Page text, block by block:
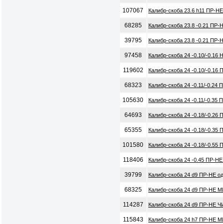
107067 Калибр-скоба 23.6 h11 ПР-
68285 Калибр-скоба 23.8 -0.21
39795 Калибр-скоба 23.8 -0.21 ПР-
97458 Калибр-скоба 24 -0.10/-0.16
119602 Калибр-скоба 24 -0.10/-
68323 Калибр-скоба 24 -0.11/-
105630 Калибр-скоба 24 -0.11/-0.35
64693 Калибр-скоба 24 -0.18/-
65355 Калибр-скоба 24 -0.18/-
101580 Калибр-скоба 24 -0.18/-
118406 Калибр-скоба 24 -0.45 ПР-
39799 Калибр-скоба 24 d9 ПР-НЕ
68325 Калибр-скоба 24 d9 ПР-НЕ
114287 Калибр-скоба 24 d9 ПР-НЕ
115843 Калибр-скоба 24 h7 ПР-НЕ